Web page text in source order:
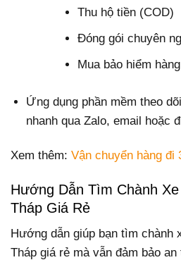
Thu hộ tiền (COD)
Đóng gói chuyên
Mua bảo hiểm
Ứng dụng phần mềm theo
nhanh qua Zalo, email hoặc
Xem thêm: Vận chuyển hàng đi
Hướng Dẫn Tìm Chành
Tháp Giá Rẻ
Hướng dẫn giúp bạn tìm chành
Tháp giá rẻ mà vẫn đảm bảo